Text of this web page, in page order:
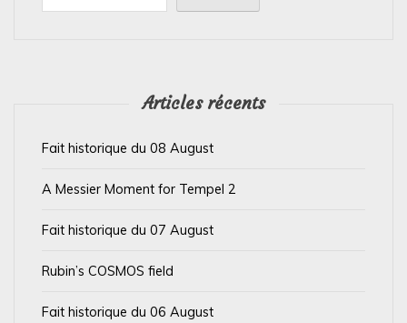
Articles récents
Fait historique du 08 August
A Messier Moment for Tempel 2
Fait historique du 07 August
Rubin’s COSMOS field
Fait historique du 06 August